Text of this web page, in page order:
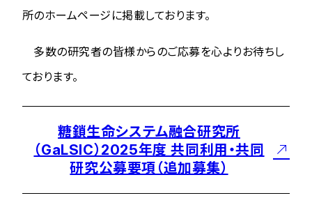
所のホームページに掲載しております。
多数の研究者の皆様からのご応募を心よりお待ちし
ております。
糖鎖生命システム融合研究所
（GaLSIC）2025年度 共同利用・共同
研究公募要項（追加募集）